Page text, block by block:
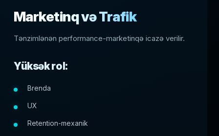
Marketinq və Trafik
Tənzimlənən performance-marketinqə icazə verilir.
Yüksək rol:
Brenda
UX
Retention-mexanik